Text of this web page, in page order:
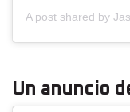
A post shared by
Un anuncio